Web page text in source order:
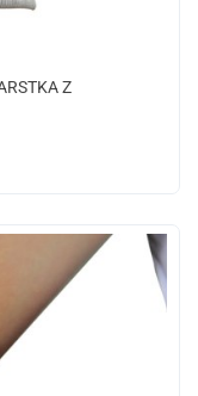
Z